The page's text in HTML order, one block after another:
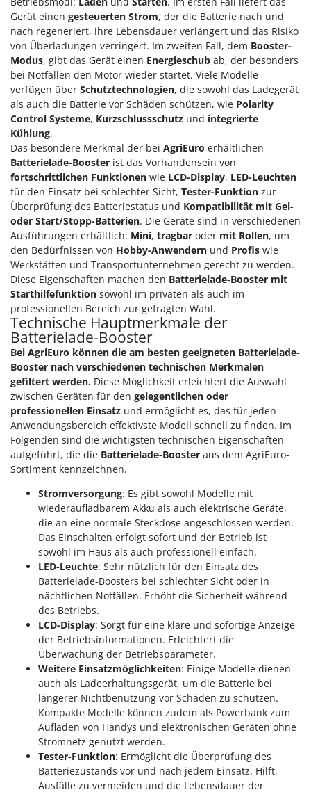
Gerät einen gesteuerten Strom, der die Batterie nach und
nach regeneriert, ihre Lebensdauer verlängert und das Risiko
von Überladungen verringert. Im zweiten Fall, dem Booster-
Modus, gibt das Gerät einen Energieschub ab, der besonders
bei Notfällen den Motor wieder startet. Viele Modelle
verfügen über Schutztechnologien, die sowohl das Ladegerät
als auch die Batterie vor Schäden schützen, wie Polarity
Control Systeme, Kurzschlussschutz und integrierte
Kühlung.
Das besondere Merkmal der bei AgriEuro erhältlichen
Batterielade-Booster ist das Vorhandensein von
fortschrittlichen Funktionen wie LCD-Display, LED-Leuchten
für den Einsatz bei schlechter Sicht, Tester-Funktion zur
Überprüfung des Batteriestatus und Kompatibilität mit Gel-
oder Start/Stopp-Batterien. Die Geräte sind in verschiedenen
Ausführungen erhältlich: Mini, tragbar oder mit Rollen, um
den Bedürfnissen von Hobby-Anwendern und Profis wie
Werkstätten und Transportunternehmen gerecht zu werden.
Diese Eigenschaften machen den Batterielade-Booster mit
Starthilfefunktion sowohl im privaten als auch im
professionellen Bereich zur gefragten Wahl.
Technische Hauptmerkmale der
Batterielade-Booster
Bei AgriEuro können die am besten geeigneten Batterielade-
Booster nach verschiedenen technischen Merkmalen
gefiltert werden. Diese Möglichkeit erleichtert die Auswahl
zwischen Geräten für den gelegentlichen oder
professionellen Einsatz und ermöglicht es, das für jeden
Anwendungsbereich effektivste Modell schnell zu finden. Im
Folgenden sind die wichtigsten technischen Eigenschaften
aufgeführt, die die Batterielade-Booster aus dem AgriEuro-
Sortiment kennzeichnen.
Stromversorgung: Es gibt sowohl Modelle mit
wiederaufladbarem Akku als auch elektrische Geräte,
die an eine normale Steckdose angeschlossen werden.
Das Einschalten erfolgt sofort und der Betrieb ist
sowohl im Haus als auch professionell einfach.
LED-Leuchte: Sehr nützlich für den Einsatz des
Batterielade-Boosters bei schlechter Sicht oder in
nächtlichen Notfällen. Erhöht die Sicherheit während
des Betriebs.
LCD-Display: Sorgt für eine klare und sofortige Anzeige
der Betriebsinformationen. Erleichtert die
Überwachung der Betriebsparameter.
Weitere Einsatzmöglichkeiten: Einige Modelle dienen
auch als Ladeerhaltungsgerät, um die Batterie bei
längerer Nichtbenutzung vor Schäden zu schützen.
Kompakte Modelle können zudem als Powerbank zum
Aufladen von Handys und elektronischen Geräten ohne
Stromnetz genutzt werden.
Tester-Funktion: Ermöglicht die Überprüfung des
Batteriezustands vor und nach jedem Einsatz. Hilft,
Ausfälle zu vermeiden und die Lebensdauer der